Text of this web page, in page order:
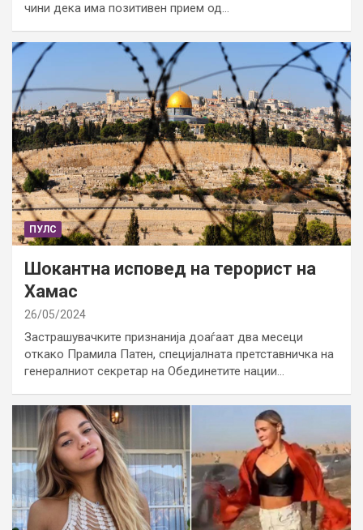
чини дека има позитивен прием од…
ПУЛС
Шокантна исповед на терорист на
Хамас
26/05/2024
Застрашувачките признанија доаѓаат два месеци
откако Прамила Патен, специјалната претставничка на
генералниот секретар на Обединетите нации…